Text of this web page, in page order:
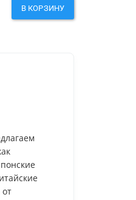
В КОРЗИНУ